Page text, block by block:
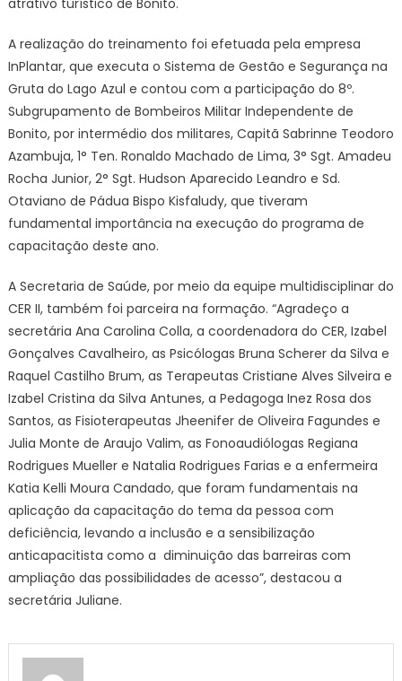
atrativo turístico de Bonito.
A realização do treinamento foi efetuada pela empresa
InPlantar, que executa o Sistema de Gestão e Segurança na
Gruta do Lago Azul e contou com a participação do 8º.
Subgrupamento de Bombeiros Militar Independente de
Bonito, por intermédio dos militares, Capitã Sabrinne Teodoro
Azambuja, 1° Ten. Ronaldo Machado de Lima, 3° Sgt. Amadeu
Rocha Junior, 2° Sgt. Hudson Aparecido Leandro e Sd.
Otaviano de Pádua Bispo Kisfaludy, que tiveram
fundamental importância na execução do programa de
capacitação deste ano.
A Secretaria de Saúde, por meio da equipe multidisciplinar do
CER II, também foi parceira na formação. “Agradeço a
secretária Ana Carolina Colla, a coordenadora do CER, Izabel
Gonçalves Cavalheiro, as Psicólogas Bruna Scherer da Silva e
Raquel Castilho Brum, as Terapeutas Cristiane Alves Silveira e
Izabel Cristina da Silva Antunes, a Pedagoga Inez Rosa dos
Santos, as Fisioterapeutas Jheenifer de Oliveira Fagundes e
Julia Monte de Araujo Valim, as Fonoaudiólogas Regiana
Rodrigues Mueller e Natalia Rodrigues Farias e a enfermeira
Katia Kelli Moura Candado, que foram fundamentais na
aplicação da capacitação do tema da pessoa com
deficiência, levando a inclusão e a sensibilização
anticapacitista como a diminuição das barreiras com
ampliação das possibilidades de acesso”, destacou a
secretária Juliane.